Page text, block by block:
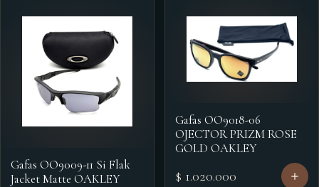
Gafas OO9009-11 Si Flak
Jacket Matte OAKLEY
Gafas OO9018-06
OJECTOR PRIZM ROSE
GOLD OAKLEY
$ 1.020.000